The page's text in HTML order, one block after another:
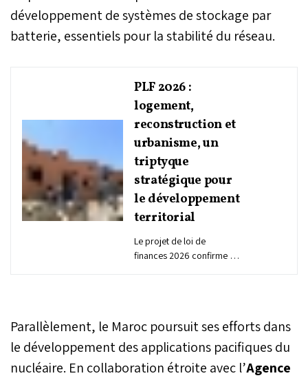
développement de systèmes de stockage par
batterie, essentiels pour la stabilité du réseau.
PLF 2026 :
logement,
reconstruction et
urbanisme, un
triptyque
stratégique pour
le développement
territorial
Le projet de loi de
finances 2026 confirme la
gouvernementale. Entre
aides directes,
réhabilitation des zones
sinistrées et renforcement
Parallèlement, le Maroc poursuit ses efforts dans
le développement des applications pacifiques du
nucléaire. En collaboration étroite avec l’Agence